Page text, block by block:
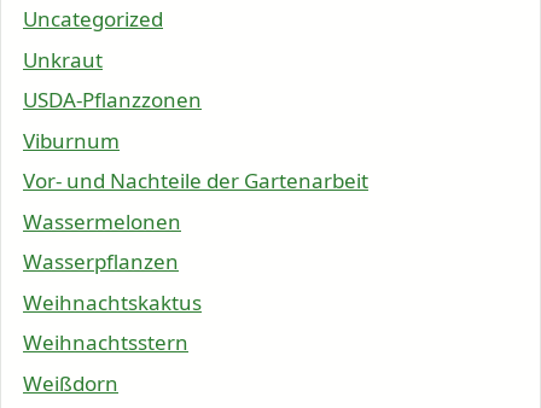
Uncategorized
Unkraut
USDA-Pflanzzonen
Viburnum
Vor- und Nachteile der Gartenarbeit
Wassermelonen
Wasserpflanzen
Weihnachtskaktus
Weihnachtsstern
Weißdorn